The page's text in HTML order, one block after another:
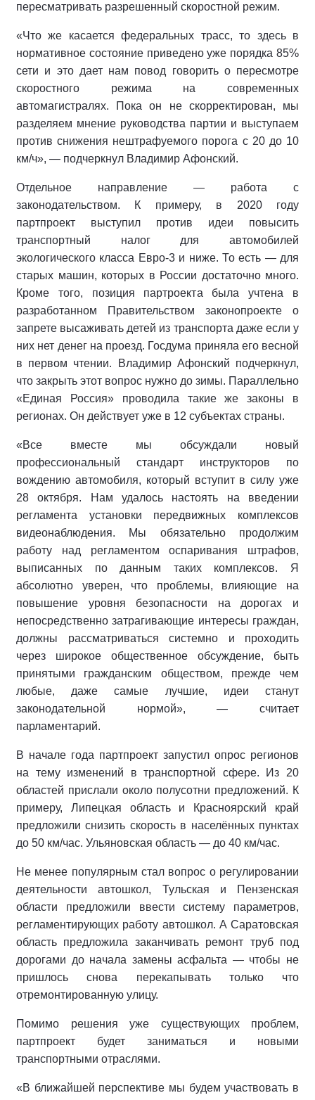
пересматривать разрешенный скоростной режим.
«Что же касается федеральных трасс, то здесь в
нормативное состояние приведено уже порядка 85%
сети и это дает нам повод говорить о пересмотре
скоростного режима на современных
автомагистралях. Пока он не скорректирован, мы
разделяем мнение руководства партии и выступаем
против снижения нештрафуемого порога с 20 до 10
км/ч», — подчеркнул Владимир Афонский.
Отдельное направление — работа с
законодательством. К примеру, в 2020 году
партпроект выступил против идеи повысить
транспортный налог для автомобилей
экологического класса Евро-3 и ниже. То есть — для
старых машин, которых в России достаточно много.
Кроме того, позиция партроекта была учтена в
разработанном Правительством законопроекте о
запрете высаживать детей из транспорта даже если у
них нет денег на проезд. Госдума приняла его весной
в первом чтении. Владимир Афонский подчеркнул,
что закрыть этот вопрос нужно до зимы. Параллельно
«Единая Россия» проводила такие же законы в
регионах. Он действует уже в 12 субъектах страны.
«Все вместе мы обсуждали новый
профессиональный стандарт инструкторов по
вождению автомобиля, который вступит в силу уже
28 октября. Нам удалось настоять на введении
регламента установки передвижных комплексов
видеонаблюдения. Мы обязательно продолжим
работу над регламентом оспаривания штрафов,
выписанных по данным таких комплексов. Я
абсолютно уверен, что проблемы, влияющие на
повышение уровня безопасности на дорогах и
непосредственно затрагивающие интересы граждан,
должны рассматриваться системно и проходить
через широкое общественное обсуждение, быть
принятыми гражданским обществом, прежде чем
любые, даже самые лучшие, идеи станут
законодательной нормой», — считает
парламентарий.
В начале года партпроект запустил опрос регионов
на тему изменений в транспортной сфере. Из 20
областей прислали около полусотни предложений. К
примеру, Липецкая область и Красноярский край
предложили снизить скорость в населённых пунктах
до 50 км/час. Ульяновская область — до 40 км/час.
Не менее популярным стал вопрос о регулировании
деятельности автошкол, Тульская и Пензенская
области предложили ввести систему параметров,
регламентирующих работу автошкол. А Саратовская
область предложила заканчивать ремонт труб под
дорогами до начала замены асфальта — чтобы не
пришлось снова перекапывать только что
отремонтированную улицу.
Помимо решения уже существующих проблем,
партпроект будет заниматься и новыми
транспортными отраслями.
«В ближайшей перспективе мы будем участвовать в